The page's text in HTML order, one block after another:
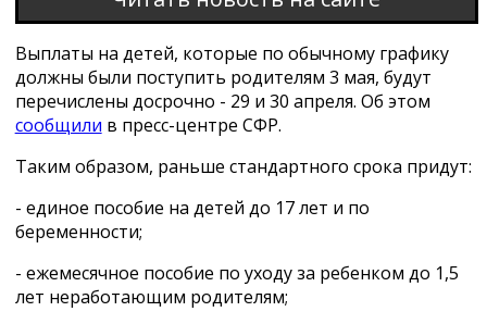
Выплаты на детей, которые по обычному графику
должны были поступить родителям 3 мая, будут
перечислены досрочно - 29 и 30 апреля. Об этом
сообщили в пресс-центре СФР.
Таким образом, раньше стандартного срока придут:
- единое пособие на детей до 17 лет и по
беременности;
- ежемесячное пособие по уходу за ребенком до 1,5
лет неработающим родителям;